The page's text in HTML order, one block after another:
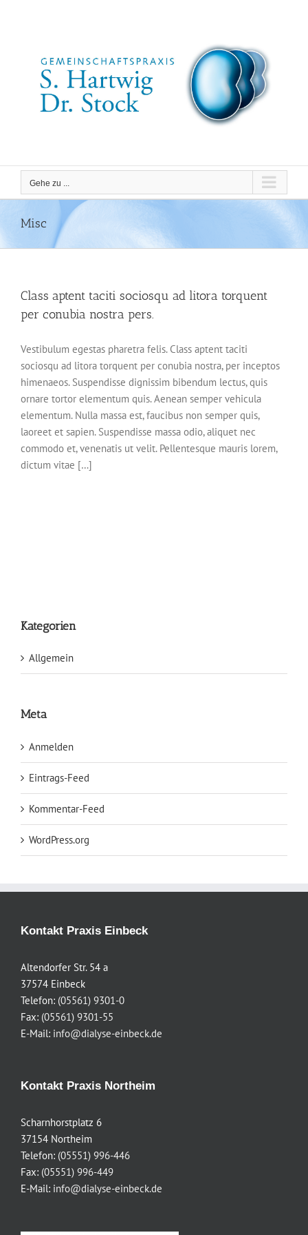
Gehe zu ...
Misc
Class aptent taciti sociosqu ad litora torquent
per conubia nostra pers.
Vestibulum egestas pharetra felis. Class aptent taciti
sociosqu ad litora torquent per conubia nostra, per inceptos
himenaeos. Suspendisse dignissim bibendum lectus, quis
ornare tortor elementum quis. Aenean semper vehicula
elementum. Nulla massa est, faucibus non semper quis,
laoreet et sapien. Suspendisse massa odio, aliquet nec
commodo et, venenatis ut velit. Pellentesque mauris lorem,
dictum vitae […]
Kategorien
Allgemein
Meta
Anmelden
Eintrags-Feed
Kommentar-Feed
WordPress.org
Kontakt Praxis Einbeck
Altendorfer Str. 54 a
37574 Einbeck
Telefon: (05561) 9301-0
Fax: (05561) 9301-55
E-Mail: info@dialyse-einbeck.de
Kontakt Praxis Northeim
Scharnhorstplatz 6
37154 Northeim
Telefon: (05551) 996-446
Fax: (05551) 996-449
E-Mail: info@dialyse-einbeck.de